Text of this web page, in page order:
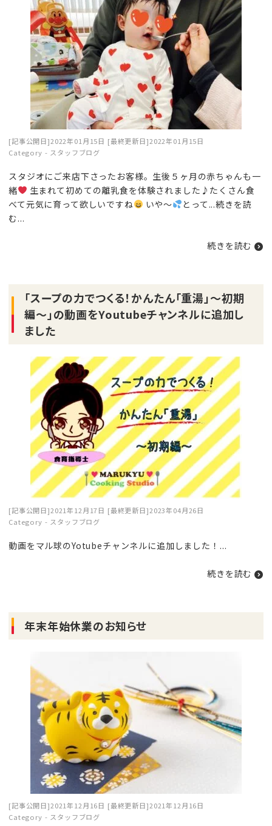
[記事公開日]2022年01月15日 [最終更新日]2022年01月15日
Category - スタッフブログ
スタジオにご来店下さったお客様。生後５ヶ月の赤ちゃんも一
緒
生まれて初めての離乳食を体験されました♪たくさん食
べて元気に育って欲しいですね
いや〜 とって...続きを読
む...
続きを読む
「スープの力でつくる！かんたん「重湯」～初期
編～」の動画をYoutubeチャンネルに追加し
ました
[記事公開日]2021年12月17日 [最終更新日]2023年04月26日
Category - スタッフブログ
動画をマル球のYotubeチャンネルに追加しました！...
続きを読む
年末年始休業のお知らせ
[記事公開日]2021年12月16日 [最終更新日]2021年12月16日
Category - スタッフブログ